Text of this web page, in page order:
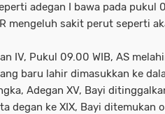
adegan I bawa pada pukul
mengeluh sakit perut seperti
IV, Pukul 09.00 WIB, AS
baru lahir dimasukkan ke
Adegan XV, Bayi
degan ke XIX, Bayi ditemukan